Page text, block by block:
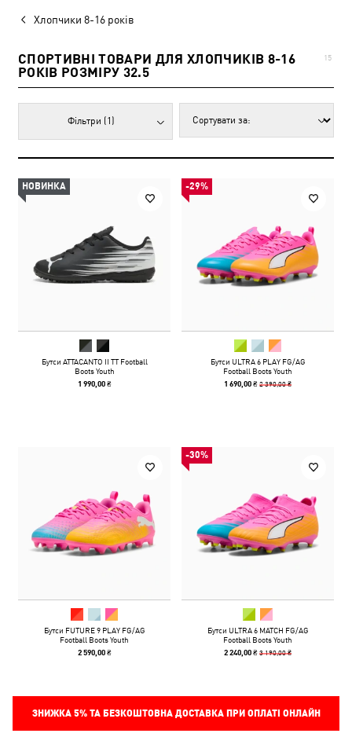
Хлопчики 8-16 років
СПОРТИВНІ ТОВАРИ ДЛЯ ХЛОПЧИКІВ 8-16
РОКІВ РОЗМІРУ 32.5
15
Фільтри (1)
НОВИНКА
Бутси ATTACANTO II TT Football
Boots Youth
1 990,00 ₴
-29%
Бутси ULTRA 6 PLAY FG/AG
Football Boots Youth
1 690,00 ₴2 390,00 ₴
Бутси FUTURE 9 PLAY FG/AG
Football Boots Youth
2 590,00 ₴
-30%
Бутси ULTRA 6 MATCH FG/AG
Football Boots Youth
2 240,00 ₴3 190,00 ₴
ЗНИЖКА 5%ТА БЕЗКОШТОВНА ДОСТАВКА ПРИ ОПЛАТІ ОНЛАЙН